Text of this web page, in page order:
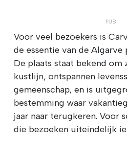
Voor veel bezoekers is
de essentie van de
De plaats staat bekend om
kustlijn, ontspannen
gemeenschap, en is
bestemming waar
jaar naar terugkeren. Voor
die bezoeken uiteindelijk